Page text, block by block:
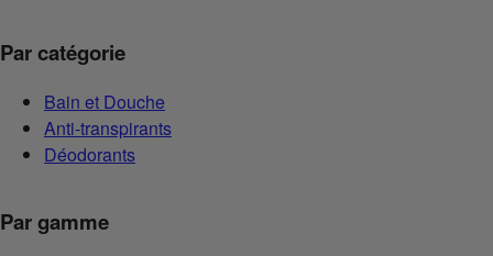
Par catégorie
Bain et Douche
Anti-transpirants
Déodorants
Par gamme